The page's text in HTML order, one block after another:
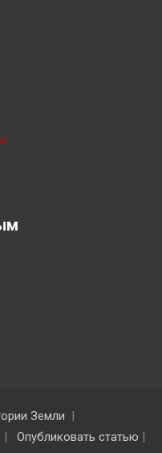
Земли
Опубликовать статью |